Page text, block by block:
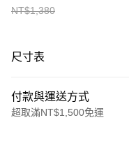
NT$1,380
尺寸表
付款與運送方式
超取滿NT$1,500免運